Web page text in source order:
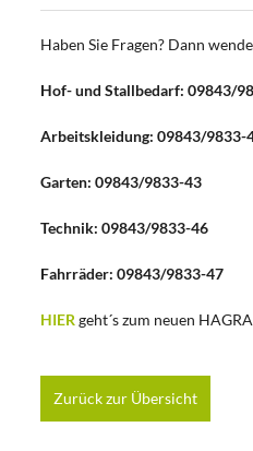
Haben Sie Fragen? Dann
Hof- und Stallbedarf: 09843/
Arbeitskleidung: 09843/9833-
Garten: 09843/9833-43
Technik: 09843/9833-46
Fahrräder: 09843/9833-47
HIER geht´s zum neuen
Zurück zur Übersicht